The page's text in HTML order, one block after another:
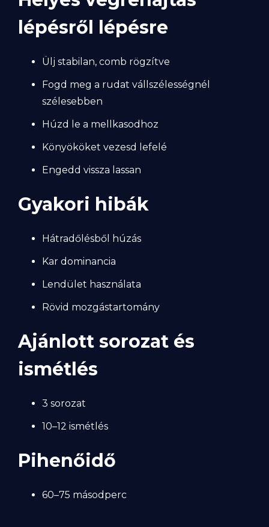
lépésről lépésre
Ülj stabilan, comb rögzítve
Fogd meg a rudat vállszélességnél
szélesebben
Húzd le a mellkasodhoz
Könyököket vezesd lefelé
Engedd vissza lassan
Gyakori hibák
Hátradőlésből húzás
Kar dominancia
Lendület használata
Rövid mozgástartomány
Ajánlott sorozat és
ismétlés
3 sorozat
10–12 ismétlés
Pihenőidő
60–75 másodperc